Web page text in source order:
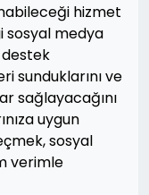
hizmet
sosyal medya
sunduklarını ve
sağlayacağını
uygun
sosyal
verimle